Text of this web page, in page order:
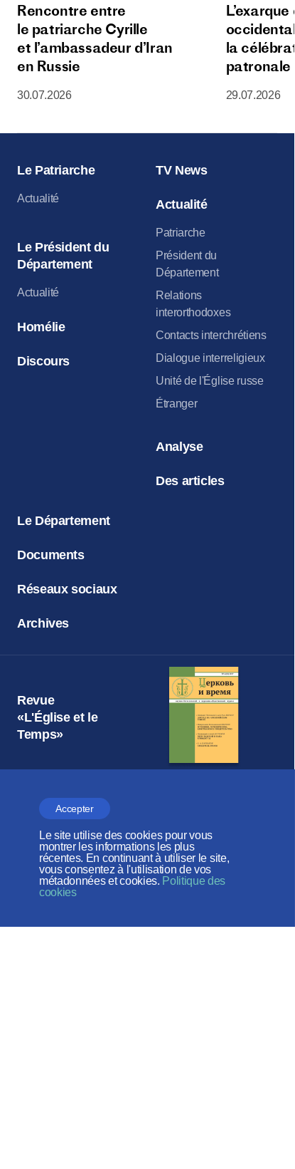
Accepter
Le site utilise des cookies pour vous
montrer les informations les plus
récentes. En continuant à utiliser le site,
vous consentez à l'utilisation de vos
métadonnées et cookies. Politique des
cookies
Rencontre entre
le patriarche Cyrille
et l’ambassadeur d’Iran
en Russie
30.07.2026
L’exarque
la
patronale
en
29.07.2026
Le Patriarche
Actualité
Le Président du
Département
Actualité
Homélie
Discours
TV News
Actualité
Patriarche
Président du
Département
Relations
interorthodoxes
Contacts interchrétiens
Dialogue interreligieux
Unité de l'Église russe
Étranger
Analyse
Des articles
Le Département
Documents
Réseaux sociaux
Archives
Revue
«L'Église et le
Temps»
Patriarcat de Moscou
DÉPARTEMENT DES RELATIONS
ECCLÉSIASTIQUES EXTÉRIEURES